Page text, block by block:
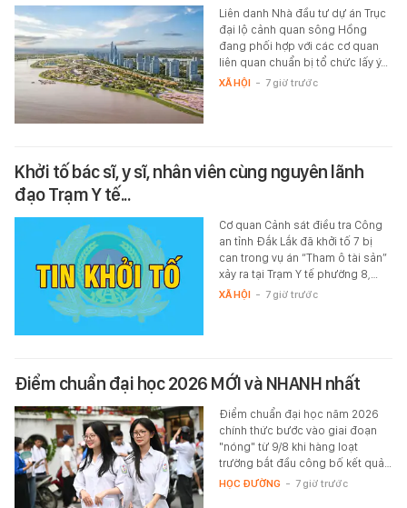
Liên danh Nhà đầu tư dự án Trục
đại lộ cảnh quan sông Hồng
đang phối hợp với các cơ quan
liên quan chuẩn bị tổ chức lấy ý…
XÃ HỘI - 7 giờ trước
Khởi tố bác sĩ, y sĩ, nhân viên cùng nguyên lãnh
đạo Trạm Y tế...
Cơ quan Cảnh sát điều tra Công
an tỉnh Đắk Lắk đã khởi tố 7 bị
can trong vụ án “Tham ô tài sản”
xảy ra tại Trạm Y tế phường 8,…
XÃ HỘI - 7 giờ trước
Điểm chuẩn đại học 2026 MỚI và NHANH nhất
Điểm chuẩn đại học năm 2026
chính thức bước vào giai đoạn
"nóng" từ 9/8 khi hàng loạt
trường bắt đầu công bố kết quả…
HỌC ĐƯỜNG - 7 giờ trước